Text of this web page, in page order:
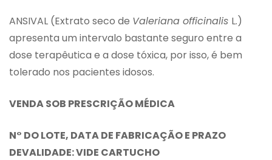
ANSIVAL (Extrato seco de Valeriana officinalis L.)
apresenta um intervalo bastante seguro entre a
dose terapêutica e a dose tóxica, por isso, é bem
tolerado nos pacientes idosos.
VENDA SOB PRESCRIÇÃO MÉDICA
N° DO LOTE, DATA DE FABRICAÇÃO E PRAZO
DEVALIDADE: VIDE CARTUCHO